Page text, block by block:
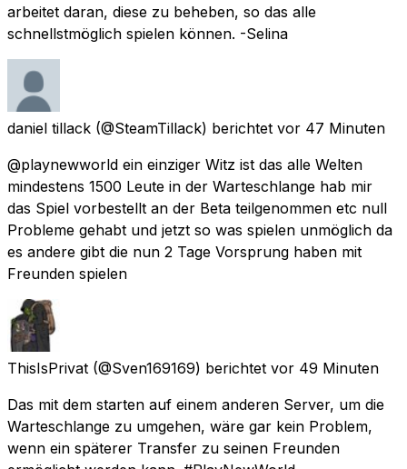
arbeitet daran, diese zu beheben, so das alle
schnellstmöglich spielen können. -Selina
daniel tillack (@SteamTillack) berichtet vor 47 Minuten
@playnewworld ein einziger Witz ist das alle Welten
mindestens 1500 Leute in der Warteschlange hab mir
das Spiel vorbestellt an der Beta teilgenommen etc null
Probleme gehabt und jetzt so was spielen unmöglich da
es andere gibt die nun 2 Tage Vorsprung haben mit
Freunden spielen
ThisIsPrivat (@Sven169169) berichtet vor 49 Minuten
Das mit dem starten auf einem anderen Server, um die
Warteschlange zu umgehen, wäre gar kein Problem,
wenn ein späterer Transfer zu seinen Freunden